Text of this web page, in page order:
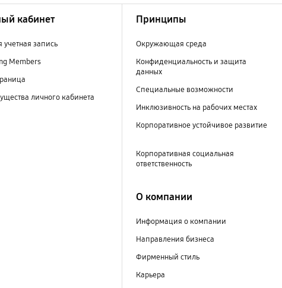
кабинет
учетная запись
Members
личного кабинета
Принципы
Окружающая среда
Конфиденциальность и защита
данных
Специальные возможности
Инклюзивность на рабочих местах
Корпоративное устойчивое развитие
Корпоративная социальная
ответственность
О компании
Информация о компании
Направления бизнеса
Фирменный стиль
Карьера